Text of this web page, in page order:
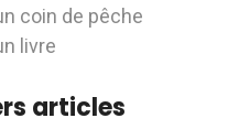
coin de pêche
livre
articles